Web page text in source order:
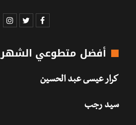
أفضل متطوعي الشهر
كرار عيسى عبد الحسين
سيد رجب